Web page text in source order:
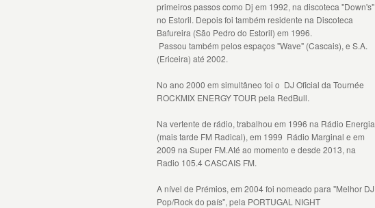
primeiros passos como Dj em 1992, na discoteca "Down's"
no Estoril. Depois foi também residente na Discoteca
Bafureira (São Pedro do Estoril) em 1996.
Passou também pelos espaços"Wave" (Cascais), e S.A.
(Ericeira) até 2002.
No ano 2000 em simultâneo foi o DJ Oficial da Tournée
ROCKMIX ENERGY TOUR pela RedBull.
Na vertente de rádio, trabalhou em 1996 na Rádio Energia
(mais tarde FM Radical), em 1999 Rádio Marginal e em
2009 na Super FM.Até ao momento e desde 2013, na
Radio 105.4 CASCAIS FM.
A nível de Prémios, em 2004 foi nomeado para "Melhor DJ
Pop/Rock do país", pela PORTUGAL NIGHT